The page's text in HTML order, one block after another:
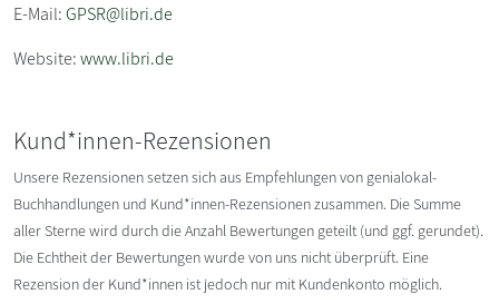
E-Mail:GPSR@libri.de
Website:www.libri.de
Kund*innen-Rezensionen
Unsere Rezensionen setzen sich aus Empfehlungen von genialokal-
Buchhandlungen und Kund*innen-Rezensionen zusammen. Die Summe
aller Sterne wird durch die Anzahl Bewertungen geteilt (und ggf. gerundet).
Die Echtheit der Bewertungen wurde von uns nicht überprüft. Eine
Rezension der Kund*innen ist jedoch nur mit Kundenkonto möglich.